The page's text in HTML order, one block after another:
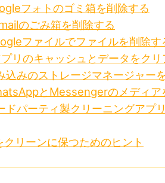
フォトのゴミ箱を削除する
のごみ箱を削除する
ファイルでファイルを削除す
リのキャッシュとデータをクリ
込みのストレージマネージャー
とMessengerのメディア
ドパーティ製クリーニングアプ
リーンに保つためのヒント